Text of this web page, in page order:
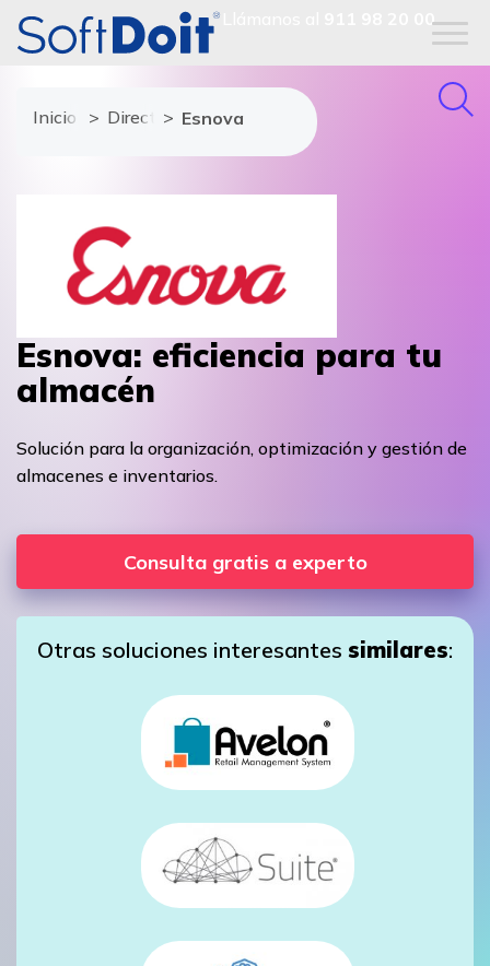
911 98 20 00
Inicio Directorio de proveedores
Esnova
Esnova: eficiencia para tu
almacén
Solución para la organización, optimización y gestión de
almacenes e inventarios.
Consulta gratis a experto
Otras soluciones interesantes similares: